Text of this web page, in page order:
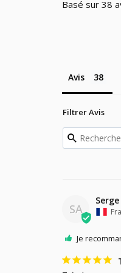
Basé sur 38
Avis
Filtrer Avis
SA
Serge
Je